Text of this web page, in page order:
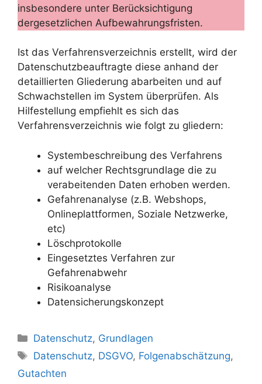
insbesondere unter Berücksichtigung
dergesetzlichen Aufbewahrungsfristen.
Ist das Verfahrensverzeichnis erstellt, wird der
Datenschutzbeauftragte diese anhand der
detaillierten Gliederung abarbeiten und auf
Schwachstellen im System überprüfen. Als
Hilfestellung empfiehlt es sich das
Verfahrensverzeichnis wie folgt zu gliedern:
Systembeschreibung des Verfahrens
auf welcher Rechtsgrundlage die zu
verabeitenden Daten erhoben werden.
Gefahrenanalyse (z.B. Webshops,
Onlineplattformen, Soziale Netzwerke,
etc)
Löschprotokolle
Eingesetztes Verfahren zur
Gefahrenabwehr
Risikoanalyse
Datensicherungskonzept
Kategorien
Datenschutz, Grundlagen
Schlagwörter
Datenschutz, DSGVO, Folgenabschätzung,
Gutachten